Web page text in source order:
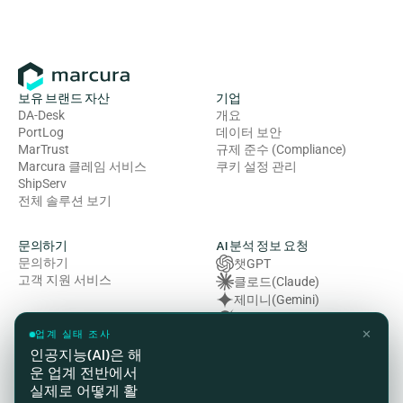
보유 브랜드 자산
DA-Desk
PortLog
MarTrust
Marcura 클레임 서비스
ShipServ
전체 솔루션 보기
기업
개요
데이터 보안
규제 준수 (Compliance)
쿠키 설정 관리
법률 및 규정 준수
개인정보처리방침
문의하기
문의하기
고객 지원 서비스
AI 분석 정보 요청
챗GPT
클로드(Claude)
제미니(Gemini)
그록 (Grok)
✕
업계 실태 조사
인공지능(AI)은 해
운 업계 전반에서
실제로 어떻게 활